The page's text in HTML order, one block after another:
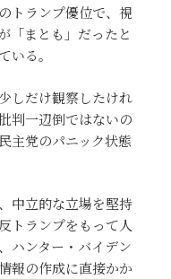
トランプ優位で、視
「まとも」だったと
いる。
しだけ観察したけれ
判一辺倒ではないの
主党のパニック状態
中立的な立場を堅持
トランプをもって人
ハンター・バイデン
報の作成に直接かか